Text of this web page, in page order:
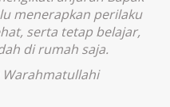
menerapkan perilaku
serta tetap belajar,
di rumah saja.
Warahmatullahi